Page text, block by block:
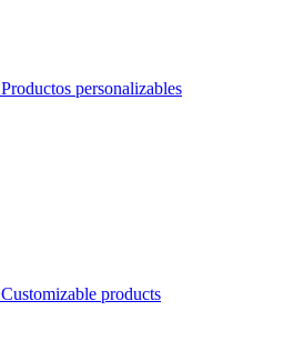
Productos personalizables
Customizable products